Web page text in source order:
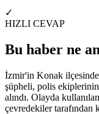
✓
HIZLI CEVAP
Bu haber ne
İzmir'in Konak
şüpheli, polis ekiplerinin
alındı. Olayda
çevredekiler tarafından